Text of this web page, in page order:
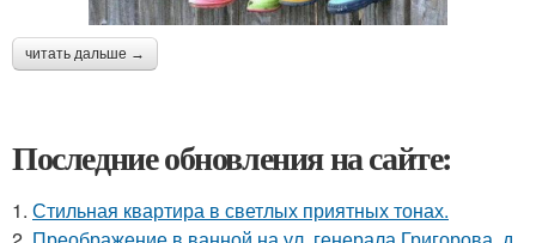
читать дальше →
Последние обновления на сайте:
1. Стильная квартира в светлых приятных тонах.